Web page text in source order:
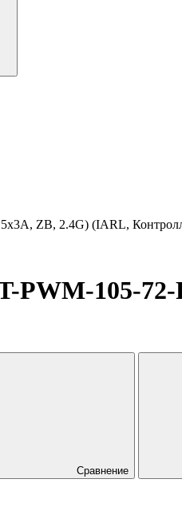
ZB, 2.4G) (IARL,
105-72-
Сравнение